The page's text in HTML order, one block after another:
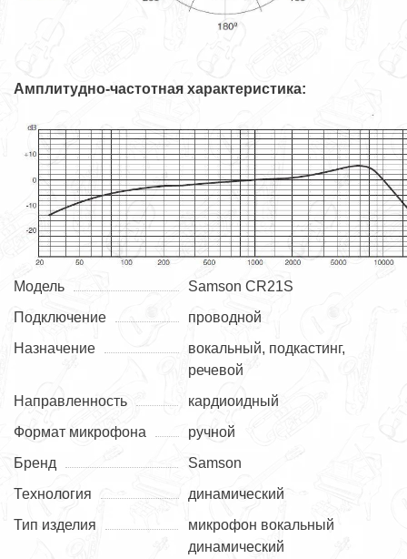
Амплитудно-частотная характеристика:
Модель
Samson CR21S
Подключение
проводной
Назначение
вокальный, подкастинг,
речевой
Направленность
кардиоидный
Формат микрофона
ручной
Бренд
Samson
Технология
динамический
Тип изделия
микрофон вокальный
динамический